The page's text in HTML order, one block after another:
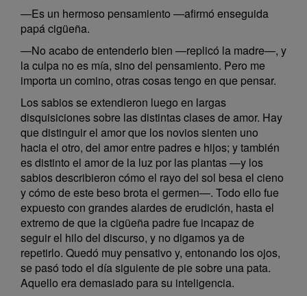
—Es un hermoso pensamiento —afirmó enseguida
papá cigüeña.
—No acabo de entenderlo bien —replicó la madre—, y
la culpa no es mía, sino del pensamiento. Pero me
importa un comino, otras cosas tengo en que pensar.
Los sabios se extendieron luego en largas
disquisiciones sobre las distintas clases de amor. Hay
que distinguir el amor que los novios sienten uno
hacia el otro, del amor entre padres e hijos; y también
es distinto el amor de la luz por las plantas —y los
sabios describieron cómo el rayo del sol besa el cieno
y cómo de este beso brota el germen—. Todo ello fue
expuesto con grandes alardes de erudición, hasta el
extremo de que la cigüeña padre fue incapaz de
seguir el hilo del discurso, y no digamos ya de
repetirlo. Quedó muy pensativo y, entonando los ojos,
se pasó todo el día siguiente de pie sobre una pata.
Aquello era demasiado para su inteligencia.